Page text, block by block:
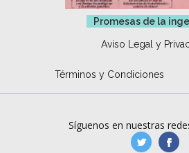
Promesas de la
Aviso Legal y
Términos y Condiciones
Síguenos en nuestras